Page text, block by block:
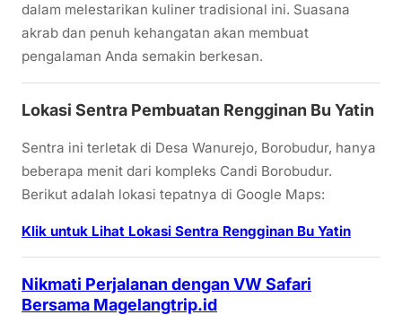
dalam melestarikan kuliner tradisional ini. Suasana
akrab dan penuh kehangatan akan membuat
pengalaman Anda semakin berkesan.
Lokasi Sentra Pembuatan Rengginan Bu Yatin
Sentra ini terletak di Desa Wanurejo, Borobudur, hanya
beberapa menit dari kompleks Candi Borobudur.
Berikut adalah lokasi tepatnya di Google Maps:
Klik untuk Lihat Lokasi Sentra Rengginan Bu Yatin
Nikmati Perjalanan dengan VW Safari
Bersama Magelangtrip.id